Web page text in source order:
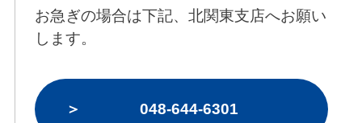
お急ぎの場合は下記、北関東支店へお願い
します。
048-644-6301